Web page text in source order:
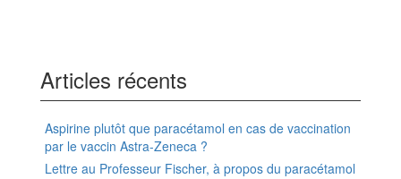
Articles récents
Aspirine plutôt que paracétamol en cas de vaccination
par le vaccin Astra-Zeneca ?
Lettre au Professeur Fischer, à propos du paracétamol